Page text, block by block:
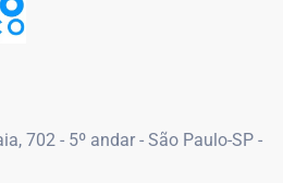
702 - 5º andar - São Paulo-SP -